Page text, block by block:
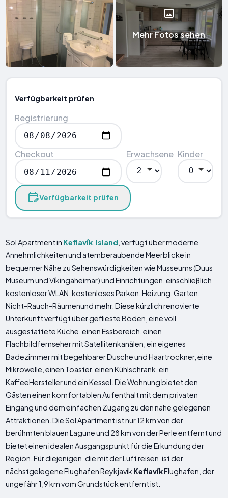
Mehr Fotos sehen
Verfügbarkeit prüfen
Registrierung
Checkout Erwachsene Kinder
Verfügbarkeit prüfen
Sol Apartment in Keflavík Island , verfügt über moderne
Annehmlichkeiten und atemberaubende Meerblicke in
bequemer Nähe zu Sehenswürdigkeiten wie Musseums (Duus
Museum und Víkingaheimar) und Einrichtungen, einschließlich
kostenloser WLAN, kostenloses Parken, Heizung, Garten,
Nicht-Rauch-Räumenund mehr. Diese kürzlich renovierte
Unterkunft verfügt über geflieste Böden, eine voll
ausgestattete Küche, einen Essbereich, einen
Flachbildfernseher mit Satellitenkanälen, ein eigenes
Badezimmer mit begehbarer Dusche und Haartrockner, eine
Mikrowelle, einen Toaster, einen Kühlschrank, ein
KaffeeHersteller und ein Kessel. Die Wohnung bietet den
Gästen einen komfortablen Aufenthalt mit dem privaten
Eingang und dem einfachen Zugang zu den nahe gelegenen
Attraktionen. Die Sol Apartment ist nur 12 km von der
berühmten blauen Lagune und 28 km von der Perle entfernt und
bietet einen idealen Ausgangspunkt für die Erkundung der
Region. Für diejenigen, die mit der Luft reisen, ist der
nächstgelegene Flughafen Reykjavík KeflavíkFlughafen, der
ungefähr 1,9 km vom Grundstück entfernt ist.